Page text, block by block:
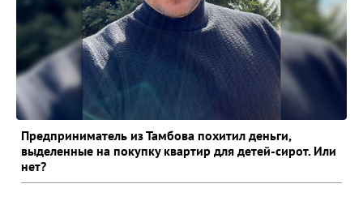
Предприниматель из Тамбова похитил деньги,
выделенные на покупку квартир для детей-сирот. Или
нет?